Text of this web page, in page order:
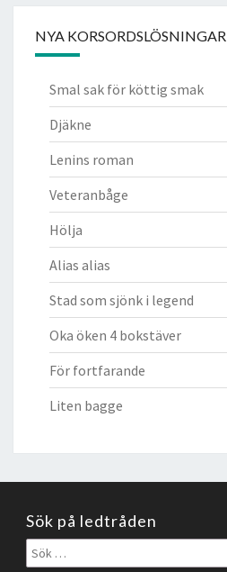
NYA KORSORDSLÖSNINGAR
Smal sak för köttig smak
Djäkne
Lenins roman
Veteranbåge
Hölja
Alias alias
Stad som sjönk i legend
Oka öken 4 bokstäver
För fortfarande
Liten bagge
Sök på ledtråden
Sök
efter: